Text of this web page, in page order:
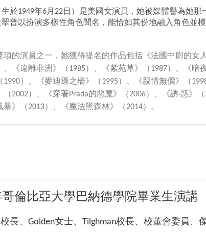
於1949年6月22日）是美國女演員，她被媒體譽為她那
普以扮演多樣性角色聞名，能恰如其份地融入角色並
的演員之一，她獲得提名的作品包括《法國中尉的女人
、《遠離非洲》（1985）、《紫苑草》（1987）、《暗
）、《麥迪遜之橋》（1995）、《親情無價》（
2002）、《穿著Prada的惡魔》（2006）、《誘·惑》（
》（2013）、《魔法黑森林》（2014）。
倫比亞大學巴納德學院畢業生演講
長、Golden女士、Tilghman校長、校董會委員